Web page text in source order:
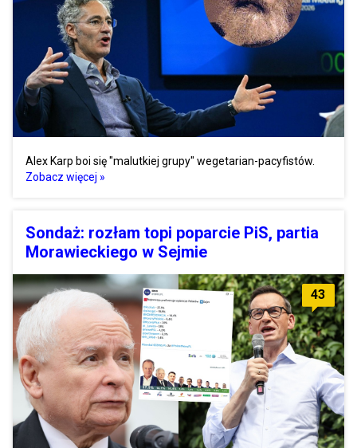
Alex Karp boi się "malutkiej grupy" wegetarian-pacyfistów.
Zobacz więcej »
Sondaż: rozłam topi poparcie PiS, partia
Morawieckiego w Sejmie
43